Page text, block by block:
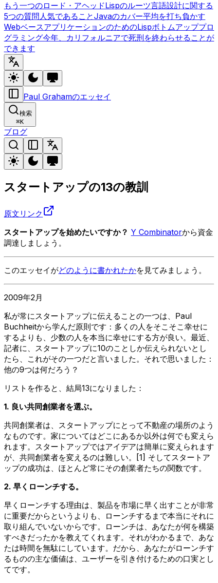
もう一つのロード・アヘッドLispのルーツ言語設計に関する
5つの質問人気であることJavaのカバー平均を打ち負かす
WebベースアプリケーションのためのLispボトムアッププロ
グラミング今年、カリフォルニアで死刑を終わらせることが
できます
Paul Grahamのエッセイ
検索
⌘K
ブログ
スタートアップの13の教訓
原文リンク
スタートアップを始めたいですか？ Y Combinatorから資金
調達しましょう。
このエッセイがどのように書かれたかを見てみましょう。
2009年2月
私が常にスタートアップに伝えることの一つは、Paul
Buchheitから学んだ原則です：多くの人をそこそこ幸せに
するよりも、少数の人を本当に幸せにする方が良い。最近、
記者に、スタートアップに10のことしか伝えられないとし
たら、これがその一つだと言いました。それで思いました：
他の9つは何だろう？
リストを作ると、結局13になりました：
1. 良い共同創業者を選ぶ。
共同創業者は、スタートアップにとって不動産の場所のよう
なものです。家についてはどこにあるか以外は何でも変えら
れます。スタートアップではアイデアは簡単に変えられます
が、共同創業者を変えるのは難しい。[1] そしてスタートア
ップの成功は、ほとんど常にその創業者たちの関数です。
2. 早くローンチする。
早くローンチする理由は、製品を市場に早く出すことが非常
に重要だからというよりも、ローンチするまで本当にそれに
取り組んでいないからです。ローンチは、あなたが何を構築
すべきだったかを教えてくれます。それがわかるまで、あな
たは時間を無駄にしています。だから、あなたがローンチす
るものの主な価値は、ユーザーを引き付けるための口実とし
てです。